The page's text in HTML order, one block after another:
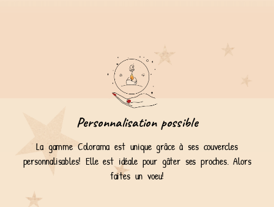
Personnalisation possible
La gamme Colorama est unique grâce à ses couvercles
personnalisables! Elle est idéale pour gâter ses proches. Alors
faites un voeu!